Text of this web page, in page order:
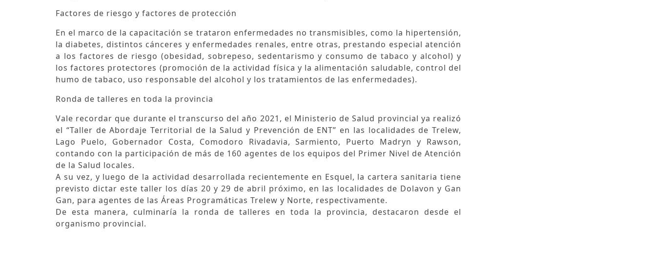
Factores de riesgo y factores de protección
En el marco de la capacitación se trataron enfermedades no transmisibles, como la hipertensión,
la diabetes, distintos cánceres y enfermedades renales, entre otras, prestando especial atención
a los factores de riesgo (obesidad, sobrepeso, sedentarismo y consumo de tabaco y alcohol) y
los factores protectores (promoción de la actividad física y la alimentación saludable, control del
humo de tabaco, uso responsable del alcohol y los tratamientos de las enfermedades).
Ronda de talleres en toda la provincia
Vale recordar que durante el transcurso del año 2021, el Ministerio de Salud provincial ya realizó
el “Taller de Abordaje Territorial de la Salud y Prevención de ENT” en las localidades de Trelew,
Lago Puelo, Gobernador Costa, Comodoro Rivadavia, Sarmiento, Puerto Madryn y Rawson,
contando con la participación de más de 160 agentes de los equipos del Primer Nivel de Atención
de la Salud locales.
A su vez, y luego de la actividad desarrollada recientemente en Esquel, la cartera sanitaria tiene
previsto dictar este taller los días 20 y 29 de abril próximo, en las localidades de Dolavon y Gan
Gan, para agentes de las Áreas Programáticas Trelew y Norte, respectivamente.
De esta manera, culminaría la ronda de talleres en toda la provincia, destacaron desde el
organismo provincial.